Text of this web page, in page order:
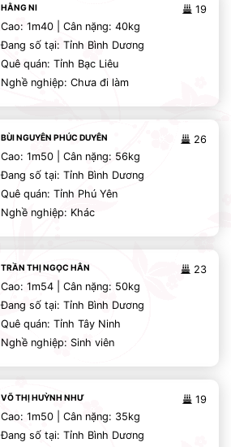
19
HẰNG NI
Cao: 1m40 | Cân nặng: 40kg
Đang số tại: Tỉnh Bình Dương
Quê quán: Tỉnh Bạc Liêu
Nghề nghiệp: Chưa đi làm
26
BÙI NGUYÊN PHÚC DUYÊN
Cao: 1m50 | Cân nặng: 56kg
Đang số tại: Tỉnh Bình Dương
Quê quán: Tỉnh Phú Yên
Nghề nghiệp: Khác
23
TRẦN THỊ NGỌC HÂN
Cao: 1m54 | Cân nặng: 50kg
Đang số tại: Tỉnh Bình Dương
Quê quán: Tỉnh Tây Ninh
Nghề nghiệp: Sinh viên
19
VÕ THỊ HUỲNH NHƯ
Cao: 1m50 | Cân nặng: 35kg
Đang số tại: Tỉnh Bình Dương